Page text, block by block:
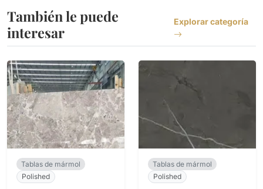
También le puede
interesar
Explorar categoría
Tablas de mármol
Polished
Tablas de mármol
Polished